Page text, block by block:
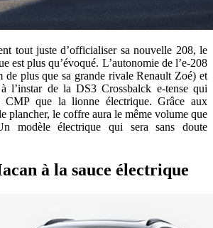
tout juste d’officialiser sa nouvelle 208, le
est plus qu’évoqué. L’autonomie de l’e-208
de plus que sa grande rivale Renault Zoé) et
l’instar de la DS3 Crossbalck e-tense qui
CMP que la lionne électrique. Grâce aux
plancher, le coffre aura le même volume que
modèle électrique qui sera sans doute
à la sauce électrique